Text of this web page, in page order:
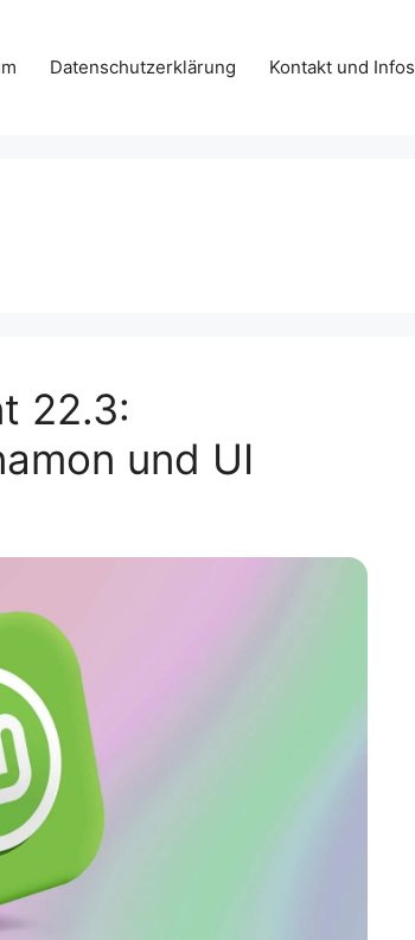
Datenschutzerklärung Kontakt und Infos
22.3:
und UI